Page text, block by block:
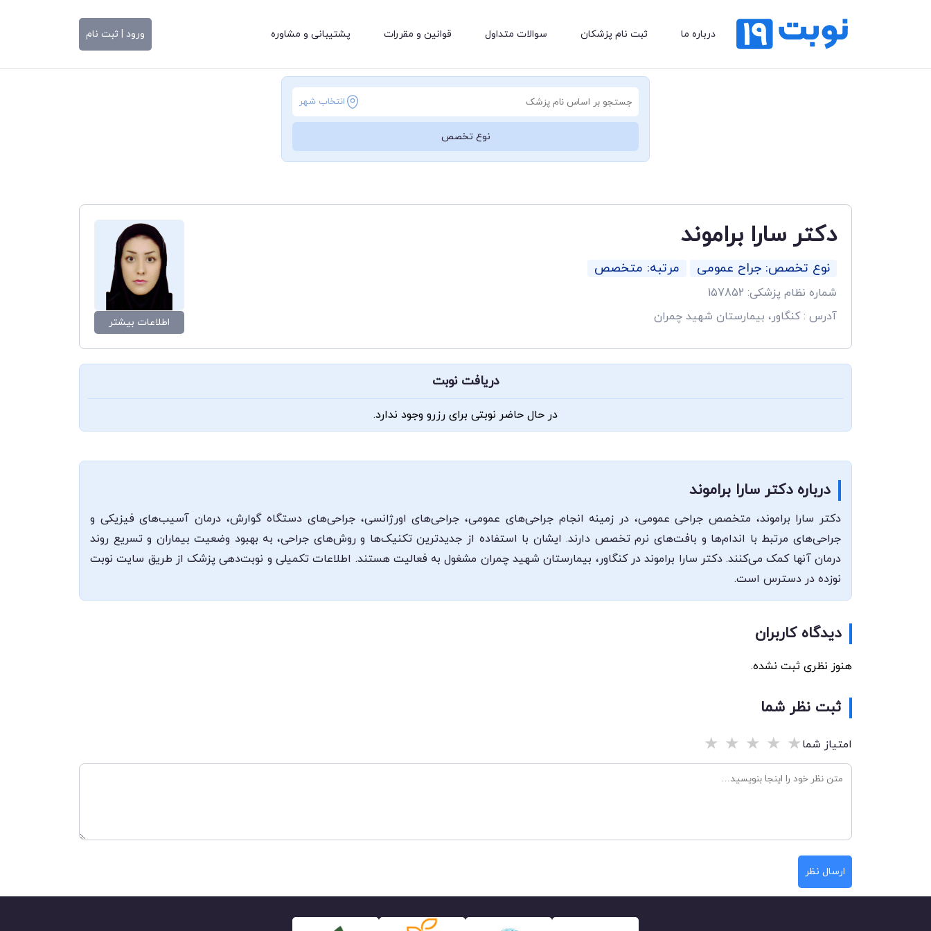
درباره ما ثبت نام پزشکان سوالات متداول قوانین و مقررات پشتیبانی و مشاوره ورود | ثبت نام
انتخاب شهر
نوع تخصص
دکتر سارا براموند
نوع تخصص: جراح عمومی مرتبه: متخصص
شماره نظام پزشکی: 157852
آدرس : کنگاور، بیمارستان شهید چمران
اطلاعات بیشتر
دریافت نوبت
در حال حاضر نوبتی برای رزرو وجود ندارد.
درباره دکتر سارا براموند
دکتر سارا براموند، متخصص جراحی عمومی، در زمینه انجام جراحی‌های عمومی، جراحی‌های اورژانسی، جراحی‌های دستگاه گوارش، درمان آسیب‌های فیزیکی و
جراحی‌های مرتبط با اندام‌ها و بافت‌های نرم تخصص دارند. ایشان با استفاده از جدیدترین تکنیک‌ها و روش‌های جراحی، به بهبود وضعیت بیماران و تسریع روند
درمان آنها کمک می‌کنند. دکتر سارا براموند در کنگاور، بیمارستان شهید چمران مشغول به فعالیت هستند. اطلاعات تکمیلی و نوبت‌دهی پزشک از طریق سایت نوبت
نوزده در دسترس است.
دیدگاه کاربران
هنوز نظری ثبت نشده.
ثبت نظر شما
امتیاز شما★
★
★
★
★
ارسال نظر